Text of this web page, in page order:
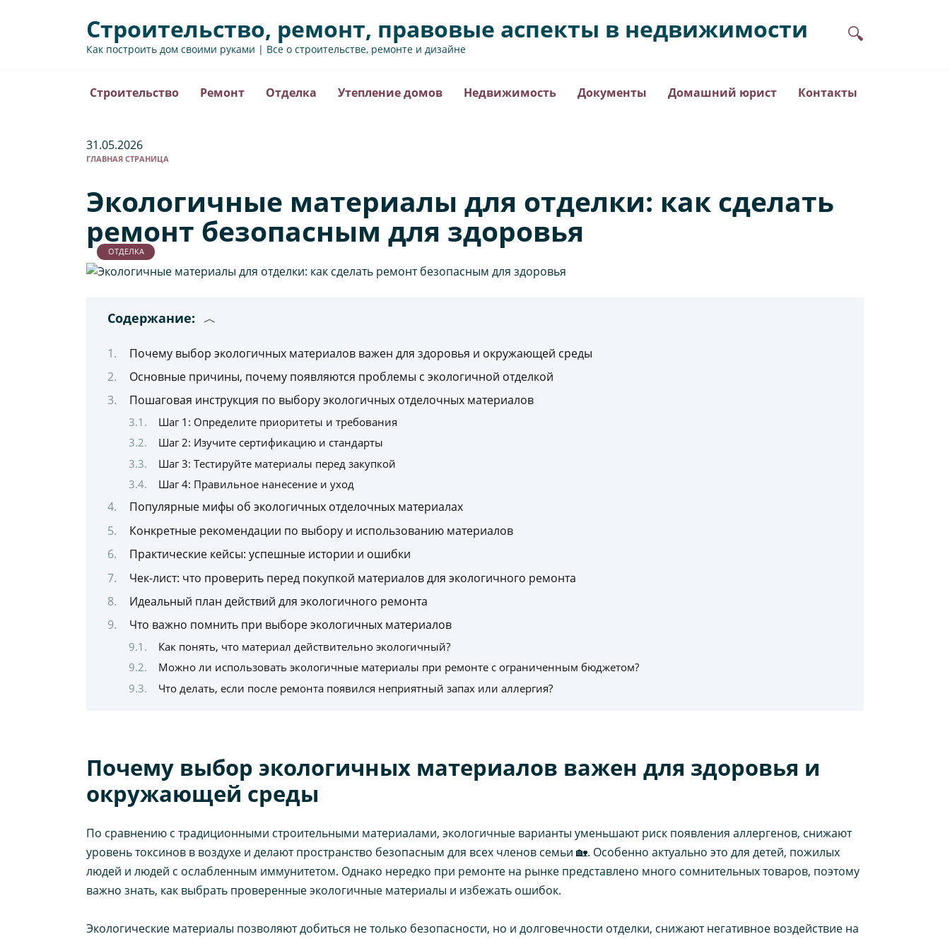
Строительство, ремонт, правовые аспекты в недвижимости
Как построить дом своими руками | Все о строительстве, ремонте и дизайне
Строительство Ремонт Отделка Утепление домов Недвижимость Документы Домашний юрист Контакты
31.05.2026
ГЛАВНАЯ СТРАНИЦА
Экологичные материалы для отделки: как сделать
ремонт безопасным для здоровья
ОТДЕЛКА
Содержание:
Почему выбор экологичных материалов важен для здоровья и окружающей среды
Основные причины, почему появляются проблемы с экологичной отделкой
Пошаговая инструкция по выбору экологичных отделочных материалов
Шаг 1: Определите приоритеты и требования
Шаг 2: Изучите сертификацию и стандарты
Шаг 3: Тестируйте материалы перед закупкой
Шаг 4: Правильное нанесение и уход
Популярные мифы об экологичных отделочных материалах
Конкретные рекомендации по выбору и использованию материалов
Практические кейсы: успешные истории и ошибки
Чек-лист: что проверить перед покупкой материалов для экологичного ремонта
Идеальный план действий для экологичного ремонта
Что важно помнить при выборе экологичных материалов
Как понять, что материал действительно экологичный?
Можно ли использовать экологичные материалы при ремонте с ограниченным бюджетом?
Что делать, если после ремонта появился неприятный запах или аллергия?
Почему выбор экологичных материалов важен для здоровья и
окружающей среды
По сравнению с традиционными строительными материалами, экологичные варианты уменьшают риск появления аллергенов, снижают
уровень токсинов в воздухе и делают пространство безопасным для всех членов семьи 🏡. Особенно актуально это для детей, пожилых
людей и людей с ослабленным иммунитетом. Однако нередко при ремонте на рынке представлено много сомнительных товаров, поэтому
важно знать, как выбрать проверенные экологичные материалы и избежать ошибок.
Экологические материалы позволяют добиться не только безопасности, но и долговечности отделки, снижают негативное воздействие на